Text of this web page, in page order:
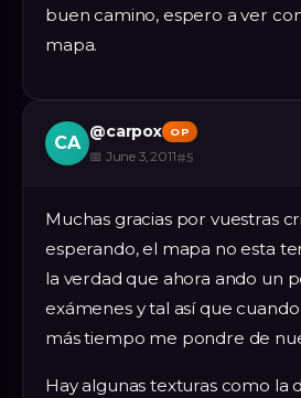
buen camino, espero a ver
mapa.
CA
@carpox OP
📅 June 3, 2011#5
Muchas gracias por vuestras
esperando, el mapa no esta
la verdad que ahora ando un
exámenes y tal así que
más tiempo me pondre de
Hay algunas texturas como la